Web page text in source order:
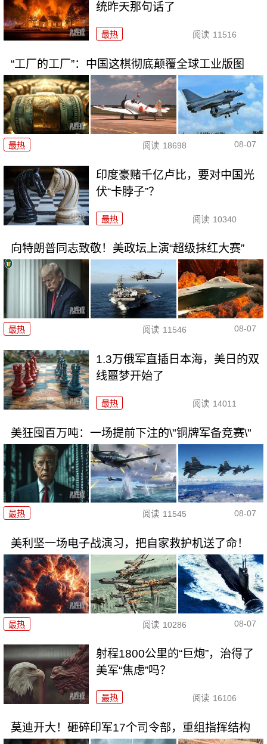
统昨天那句话了
最热 阅读 11516
“工厂的工厂”：中国这棋彻底颠覆全球工业版图
最热 阅读 18698 08-07
印度豪赌千亿卢比，要对中国光
伏“卡脖子”？
最热 阅读 10340
向特朗普同志致敬！美政坛上演“超级抹红大赛”
最热 阅读 11546 08-07
1.3万俄军直插日本海，美日的双
线噩梦开始了
最热 阅读 14011
美狂囤百万吨：一场提前下注的\"铜牌军备竞赛\"
最热 阅读 11545 08-07
美利坚一场电子战演习，把自家救护机送了命！
最热 阅读 10286 08-07
射程1800公里的“巨炮”，治得了
美军“焦虑”吗？
最热 阅读 16106
莫迪开大！砸碎印军17个司令部，重组指挥结构